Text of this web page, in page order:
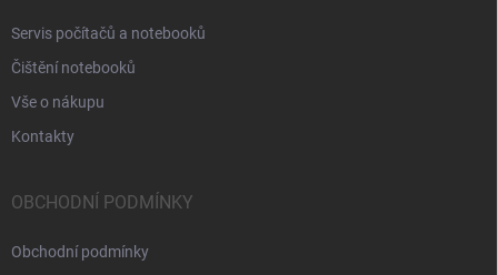
Servis počítačů a notebooků
Čištění notebooků
Vše o nákupu
Kontakty
OBCHODNÍ PODMÍNKY
Obchodní podmínky